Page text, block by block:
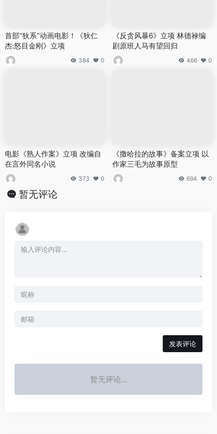
首部“狄系”动画电影！《狄仁
杰:怒目金刚》立项
384 0
《反贪风暴6》立项 林德禄编
剧原班人马有望回归
466 0
电影《熟人作案》立项 改编自
在言外同名小说
373 0
《撒哈拉的故事》备案立项 以
作家三毛为故事原型
694 0
暂无评论
发表评论
暂无评论...